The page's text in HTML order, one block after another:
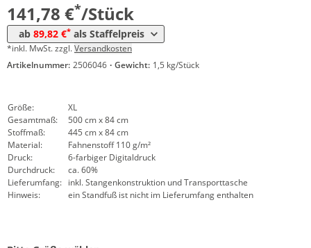
141,78 €*/Stück
ab 89,82 €* als Staffelpreis
*inkl. MwSt. zzgl.Versandkosten
Artikelnummer: 2506046 · Gewicht: 1,5 kg/Stück
Größe:
XL
Gesamtmaß:
500 cm x 84 cm
Stoffmaß:
445 cm x 84 cm
Material:
Fahnenstoff 110 g/m²
Druck:
6-farbiger Digitaldruck
Durchdruck:
ca. 60%
Lieferumfang: inkl. Stangenkonstruktion und Transporttasche
Hinweis:
ein Standfuß ist nicht im Lieferumfang enthalten